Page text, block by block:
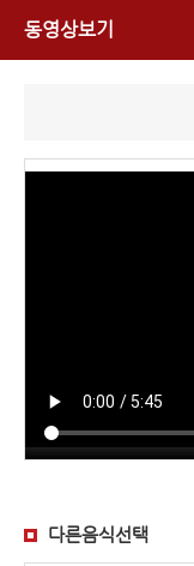
동영상보기
다른음식선택